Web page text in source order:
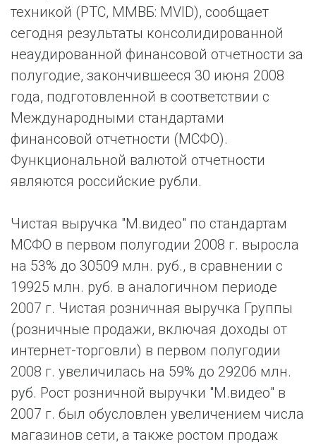
техникой (РТС, ММВБ: MVID), сообщает
сегодня результаты консолидированной
неаудированной финансовой отчетности за
полугодие, закончившееся 30 июня 2008
года, подготовленной в соответствии с
Международными стандартами
финансовой отчетности (МСФО).
Функциональной валютой отчетности
являются российские рубли.
Чистая выручка "М.видео" по стандартам
МСФО в первом полугодии 2008 г. выросла
на 53% до 30509 млн. руб., в сравнении с
19925 млн. руб. в аналогичном периоде
2007 г. Чистая розничная выручка Группы
(розничные продажи, включая доходы от
интернет-торговли) в первом полугодии
2008 г. увеличилась на 59% до 29206 млн.
руб. Рост розничной выручки "М.видео" в
2007 г. был обусловлен увеличением числа
магазинов сети, а также ростом продаж